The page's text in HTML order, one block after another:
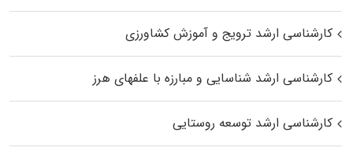
کارشناسی ارشد ترویج و آموزش کشاورزی
کارشناسی ارشد شناسایی و مبارزه با علفهای هرز
کارشناسی ارشد توسعه روستایی